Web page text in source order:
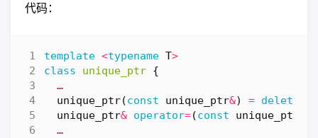
代码：
template <typename T>
class
unique_ptr {
…
unique_ptr(const unique_ptr&) = delete
unique_ptr& operator=(const unique_ptr
…